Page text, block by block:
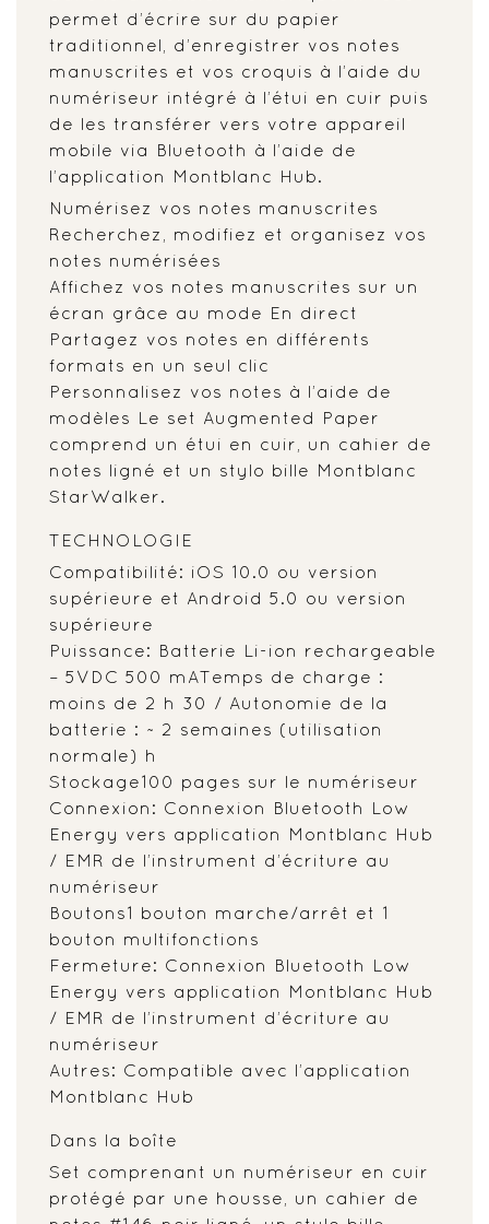
permet d’écrire sur du papier
traditionnel, d’enregistrer vos notes
manuscrites et vos croquis à l’aide du
numériseur intégré à l’étui en cuir puis
de les transférer vers votre appareil
mobile via Bluetooth à l’aide de
l’application Montblanc Hub.
Numérisez vos notes manuscrites
Recherchez, modifiez et organisez vos
notes numérisées
Affichez vos notes manuscrites sur un
écran grâce au mode En direct
Partagez vos notes en différents
formats en un seul clic
Personnalisez vos notes à l’aide de
modèles Le set Augmented Paper
comprend un étui en cuir, un cahier de
notes ligné et un stylo bille Montblanc
StarWalker.
TECHNOLOGIE
Compatibilité: iOS 10.0 ou version
supérieure et Android 5.0 ou version
supérieure
Puissance: Batterie Li-ion rechargeable
– 5VDC 500 mATemps de charge :
moins de 2 h 30 / Autonomie de la
batterie : ~ 2 semaines (utilisation
normale) h
Stockage100 pages sur le numériseur
Connexion: Connexion Bluetooth Low
Energy vers application Montblanc Hub
/ EMR de l’instrument d’écriture au
numériseur
Boutons1 bouton marche/arrêt et 1
bouton multifonctions
Fermeture: Connexion Bluetooth Low
Energy vers application Montblanc Hub
/ EMR de l’instrument d’écriture au
numériseur
Autres: Compatible avec l’application
Montblanc Hub
Dans la boîte
Set comprenant un numériseur en cuir
protégé par une housse, un cahier de